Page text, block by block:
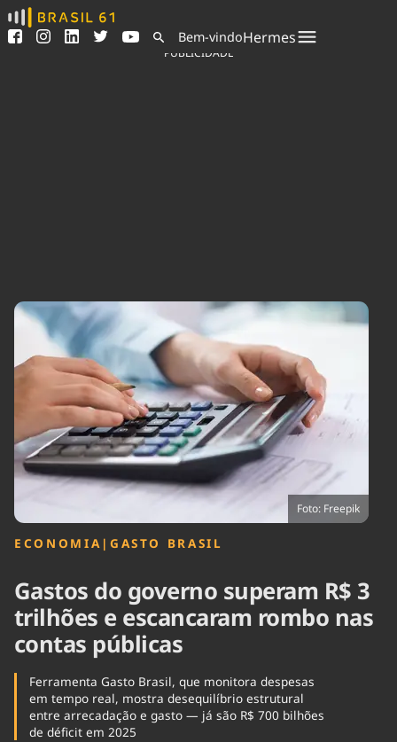
Ver todas as notícias
Podcasts
Indicadores
Agronegócios
Brasil Mineral
Ciência &
Tecnologia
Comportamento
Cultura
Economia
Educação
Infraestrutura
Internacional
Podcast
Política
Saúde
Tempo
Bem-vindoHermes
PUBLICIDADE
Foto: Freepik
ECONOMIA | GASTO BRASIL
Gastos do governo superam R$ 3
trilhões e escancaram rombo nas
contas públicas
Ferramenta Gasto Brasil, que monitora despesas
em tempo real, mostra desequilíbrio estrutural
entre arrecadação e gasto — já são R$ 700 bilhões
de déficit em 2025